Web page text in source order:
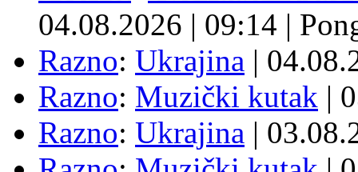
04.08.2026 | 09:14 |
Razno: Ukrajina |
Razno: Muzički kutak |
Razno: Ukrajina |